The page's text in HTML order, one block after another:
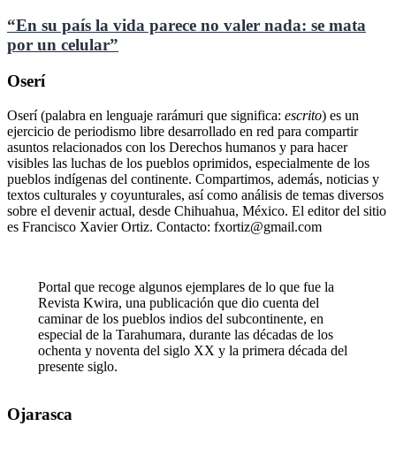
“En su país la vida parece no valer nada: se mata
por un celular”
Oserí
Oserí (palabra en lenguaje rarámuri que significa: escrito) es un
ejercicio de periodismo libre desarrollado en red para compartir
asuntos relacionados con los Derechos humanos y para hacer
visibles las luchas de los pueblos oprimidos, especialmente de los
pueblos indígenas del continente. Compartimos, además, noticias y
textos culturales y coyunturales, así como análisis de temas diversos
sobre el devenir actual, desde Chihuahua, México. El editor del sitio
es Francisco Xavier Ortiz. Contacto: fxortiz@gmail.com
Portal que recoge algunos ejemplares de lo que fue la
Revista Kwira, una publicación que dio cuenta del
caminar de los pueblos indios del subcontinente, en
especial de la Tarahumara, durante las décadas de los
ochenta y noventa del siglo XX y la primera década del
presente siglo.
Ojarasca